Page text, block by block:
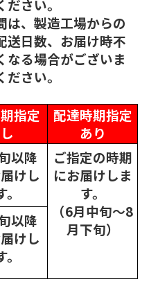
さい。
、製造工場からの
送日数、お届け時不
なる場合がございま
さい。
指定
配達時期指定
あり
以降
けし
ご指定の時期
にお届けしま
す。
（6月中旬～8
月下旬）
以降
けし